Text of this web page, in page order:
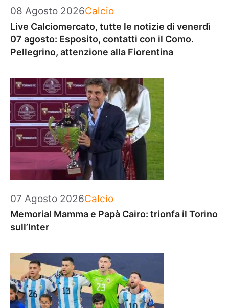
08 Agosto 2026Categorie
Calcio
Live Calciomercato, tutte le notizie di venerdì
07 agosto: Esposito, contatti con il Como.
Pellegrino, attenzione alla Fiorentina
07 Agosto 2026Categorie
Calcio
Memorial Mamma e Papà Cairo: trionfa il Torino
sull’Inter